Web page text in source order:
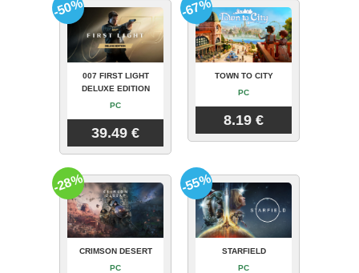
007 FIRST LIGHT
DELUXE EDITION
PC
39.49 €
-50%
TOWN TO CITY
PC
8.19 €
-67%
CRIMSON DESERT
PC
-28%
STARFIELD
PC
-55%